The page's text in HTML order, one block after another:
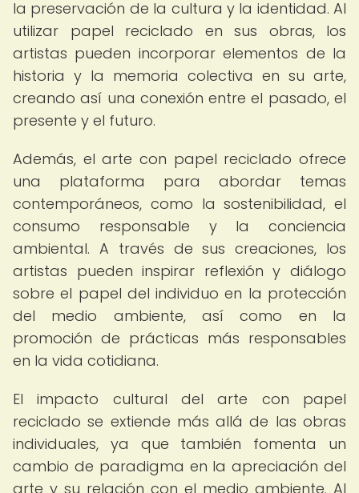
la preservación de la cultura y la identidad. Al
utilizar papel reciclado en sus obras, los
artistas pueden incorporar elementos de la
historia y la memoria colectiva en su arte,
creando así una conexión entre el pasado, el
presente y el futuro.
Además, el arte con papel reciclado ofrece
una plataforma para abordar temas
contemporáneos, como la sostenibilidad, el
consumo responsable y la conciencia
ambiental. A través de sus creaciones, los
artistas pueden inspirar reflexión y diálogo
sobre el papel del individuo en la protección
del medio ambiente, así como en la
promoción de prácticas más responsables
en la vida cotidiana.
El impacto cultural del arte con papel
reciclado se extiende más allá de las obras
individuales, ya que también fomenta un
cambio de paradigma en la apreciación del
arte y su relación con el medio ambiente. Al